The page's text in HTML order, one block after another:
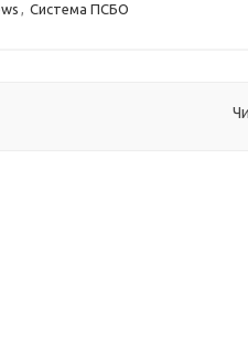
, Система ПСБО